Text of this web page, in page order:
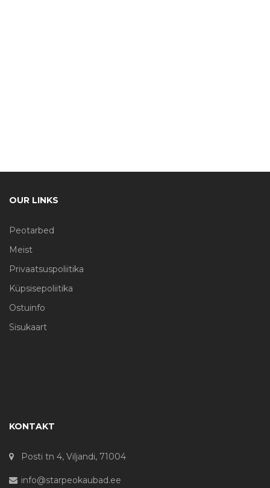
OUR LINKS
Peotarbed
Meist
Privaatsuspoliitika
Küpsisepoliitika
Ostuinfo
Sisukaart
KONTAKT
Posti tn 4, Viljandi, 71004
info@starpeokaubad.ee